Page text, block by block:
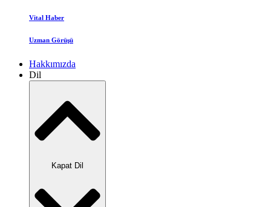
Vital Haber
Uzman Görüşü
Hakkımızda
Dil
Kapat Dil